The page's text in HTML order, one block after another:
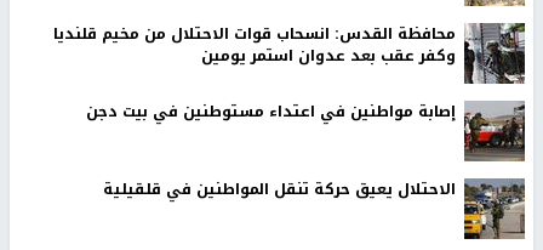
محافظة القدس: انسحاب قوات الاحتلال من مخيم قلنديا
وكفر عقب بعد عدوان استمر يومين
إصابة مواطنين في اعتداء مستوطنين في بيت دجن
الاحتلال يعيق حركة تنقل المواطنين في قلقيلية